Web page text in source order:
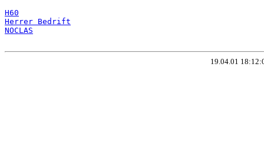
H60
Herrer Bedrift
NOCLAS
19.04.01